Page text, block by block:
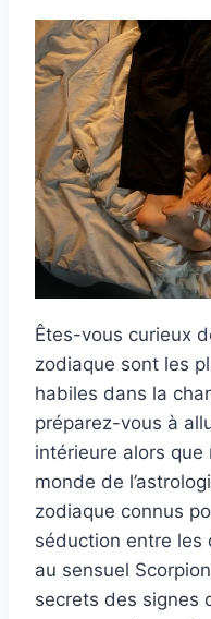
Êtes-vous curieux
zodiaque sont les
habiles dans la
préparez-vous à
intérieure alors que
monde de
zodiaque connus
séduction entre les
au sensuel
secrets des signes